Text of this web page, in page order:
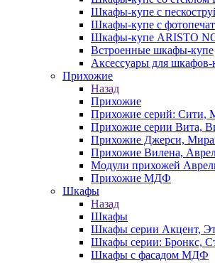
Шкафы-купе с
Шкафы-купе с
Шкафы-купе ARISTO
Встроенные шкафы-купе
Аксессуары для шкафов-
Прихожие
Назад
Прихожие
Прихожие серий: Сити,
Прихожие серии Вита,
Прихожие Джерси,
Прихожие Вилена,
Модули прихожей
Прихожие МДФ
Шкафы
Назад
Шкафы
Шкафы серии Акцент,
Шкафы серии: Бронкс,
Шкафы с фасадом МДФ